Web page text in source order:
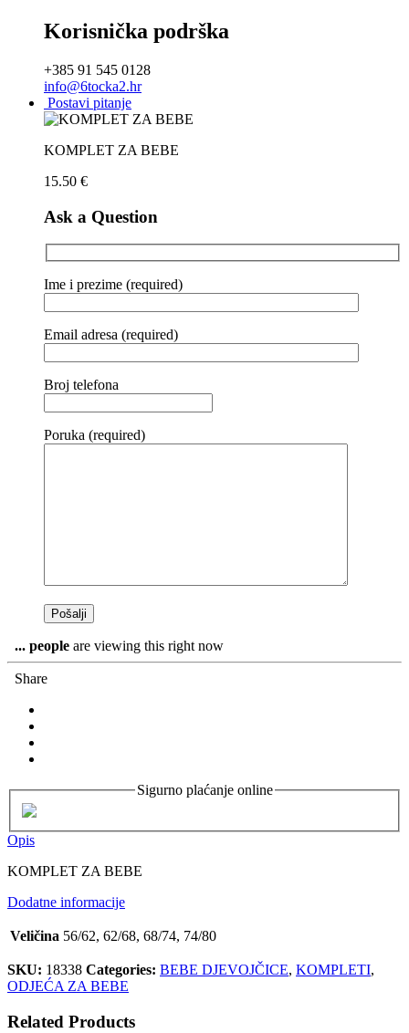
Korisnička podrška
+385 91 545 0128
info@6tocka2.hr
Postavi pitanje
KOMPLET ZA BEBE
15.50 €
Ask a Question
Ime i prezime (required)
Email adresa (required)
Broj telefona
Poruka (required)
... people are viewing this right now
Share
Sigurno plaćanje online
Opis
KOMPLET ZA BEBE
Dodatne informacije
Veličina 56/62, 62/68, 68/74, 74/80
SKU: 18338 Categories: BEBE DJEVOJČICE, KOMPLETI,
ODJEĆA ZA BEBE
Related Products